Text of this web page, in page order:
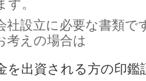
。
社設立に必要な書類で
考えの場合は
を出資される方の印